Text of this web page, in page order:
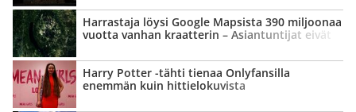
Harrastaja löysi Google Mapsista 390 miljoonaa
vuotta vanhan kraatterin – Asiantuntijat eivät
Harry Potter -tähti tienaa Onlyfansilla
enemmän kuin hittielo­kuvista